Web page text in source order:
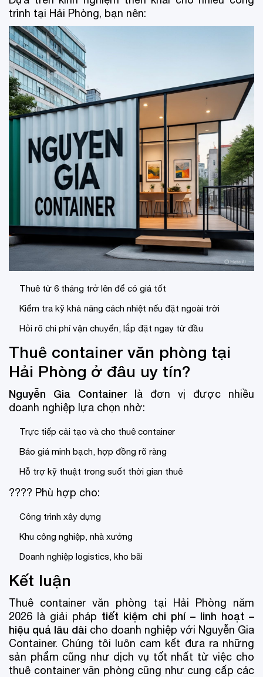
trình tại Hải Phòng, bạn nên:
Thuê từ 6 tháng trở lên để có giá tốt
Kiểm tra kỹ khả năng cách nhiệt nếu đặt ngoài trời
Hỏi rõ chi phí vận chuyển, lắp đặt ngay từ đầu
Thuê container văn phòng tại
Hải Phòng ở đâu uy tín?
Nguyễn Gia Containerlà đơn vị được nhiều
doanh nghiệp lựa chọn nhờ:
Trực tiếp cải tạo và cho thuê container
Báo giá minh bạch, hợp đồng rõ ràng
Hỗ trợ kỹ thuật trong suốt thời gian thuê
???? Phù hợp cho:
Công trình xây dựng
Khu công nghiệp, nhà xưởng
Doanh nghiệp logistics, kho bãi
Kết luận
Thuê container văn phòng tại Hải Phòng năm
2026 là giải pháp tiết kiệm chi phí – linh hoạt –
hiệu quả lâu dài cho doanh nghiệp với Nguyễn Gia
Container. Chúng tôi luôn cam kết đưa ra những
sản phẩm cũng như dịch vụ tốt nhất từ việc cho
thuê container văn phòng cũng như cung cấp các